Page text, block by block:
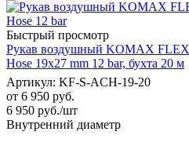
Быстрый просмотр
Рукав воздушный KOMAX FLEX
Hose 19х27 mm 12 bar, бухта 20 м
Артикул: KF-S-ACH-19-20
от 6 950 руб.
6 950 руб./шт
Внутренний диаметр